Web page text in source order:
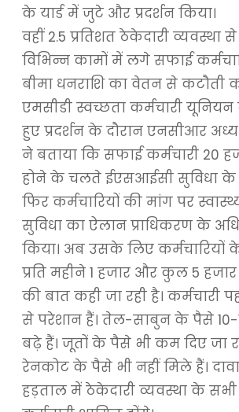
के यार्ड में जुटे और प्रदर्शन किया।
वहीं 2.5 प्रतिशत ठेकेदारी
विभिन्न कामों में लगे सफाई
बीमा धनराशि का वेतन से कटौती
एमसीडी स्वच्छता कर्मचारी
हुए प्रदर्शन के दौरान एनसीआर
ने बताया कि सफाई कर्मचारी 20
होने के चलते ईएसआईसी सुविधा के
फिर कर्मचारियों की मांग पर
सुविधा का ऐलान प्राधिकरण के
किया। अब उसके लिए कर्मचारियों
प्रति महीने 1 हजार और कुल 5
की बात कही जा रही है। कर्मचारी
से परेशान हैं। तेल-साबुन के पैसे 10-
बढ़े हैं। जूतों के पैसे भी कम दिए जा
रेनकोट के पैसे भी नहीं मिले हैं।
हड़ताल में ठेकेदारी व्यवस्था के